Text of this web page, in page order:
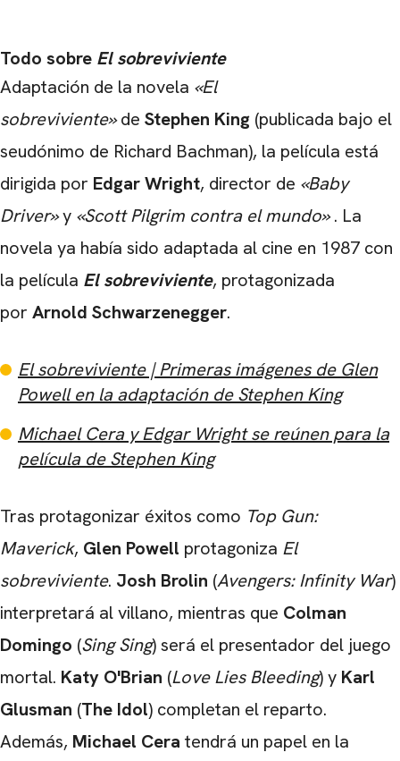
Todo sobre El sobreviviente
Adaptación de la novela «El
sobreviviente»de Stephen King (publicada bajo el
seudónimo de Richard Bachman), la película está
dirigida por Edgar Wright, director de «Baby
Driver»y «Scott Pilgrim contra el mundo». La
novela ya había sido adaptada al cine en 1987 con
la película El sobreviviente, protagonizada
por Arnold Schwarzenegger.
El sobreviviente | Primeras imágenes de Glen
Powell en la adaptación de Stephen King
Michael Cera y Edgar Wright se reúnen para la
película de Stephen King
Tras protagonizar éxitos como Top Gun:
Maverick, Glen Powell protagoniza El
sobreviviente. Josh Brolin (Avengers: Infinity War)
interpretará al villano, mientras que Colman
Domingo (Sing Sing) será el presentador del juego
mortal. Katy O'Brian (Love Lies Bleeding) y Karl
Glusman (The Idol) completan el reparto.
Además, Michael Cera tendrá un papel en la
CARREGANDO PUBLICIDADE